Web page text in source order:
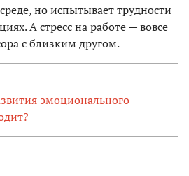
но испытывает трудности
А стресс на работе — вовсе
с близким другом.
эмоционального